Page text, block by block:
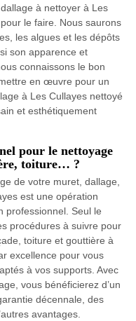
à nettoyer à Les
le faire. Nous saurons
les algues et les dépôts
son apparence et
connaissons le bon
en œuvre pour un
à Les Cullayes nettoyé
et esthétiquement
pour le nettoyage
toiture… ?
de votre muret, dallage,
est une opération
professionnel. Seul le
procédures à suivre pour
toiture et gouttière à
excellence pour vous
à vos supports. Avec
vous bénéficierez d’un
décennale, des
avantages.